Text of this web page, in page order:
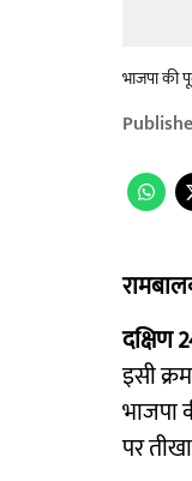
भाजपा की
दक्षिण
इसी
भाजपा
पर